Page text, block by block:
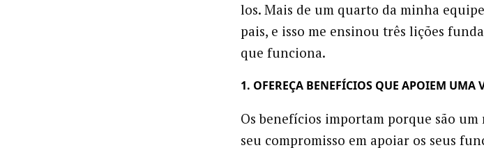
los. Mais de um quarto da minha
pais, e isso me ensinou três lições
que funciona.
1. OFEREÇA BENEFÍCIOS QUE APOIEM UMA
Os benefícios importam porque são
seu compromisso em apoiar os seus